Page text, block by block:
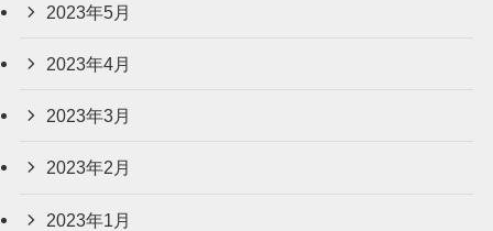
2023年5月
2023年4月
2023年3月
2023年2月
2023年1月